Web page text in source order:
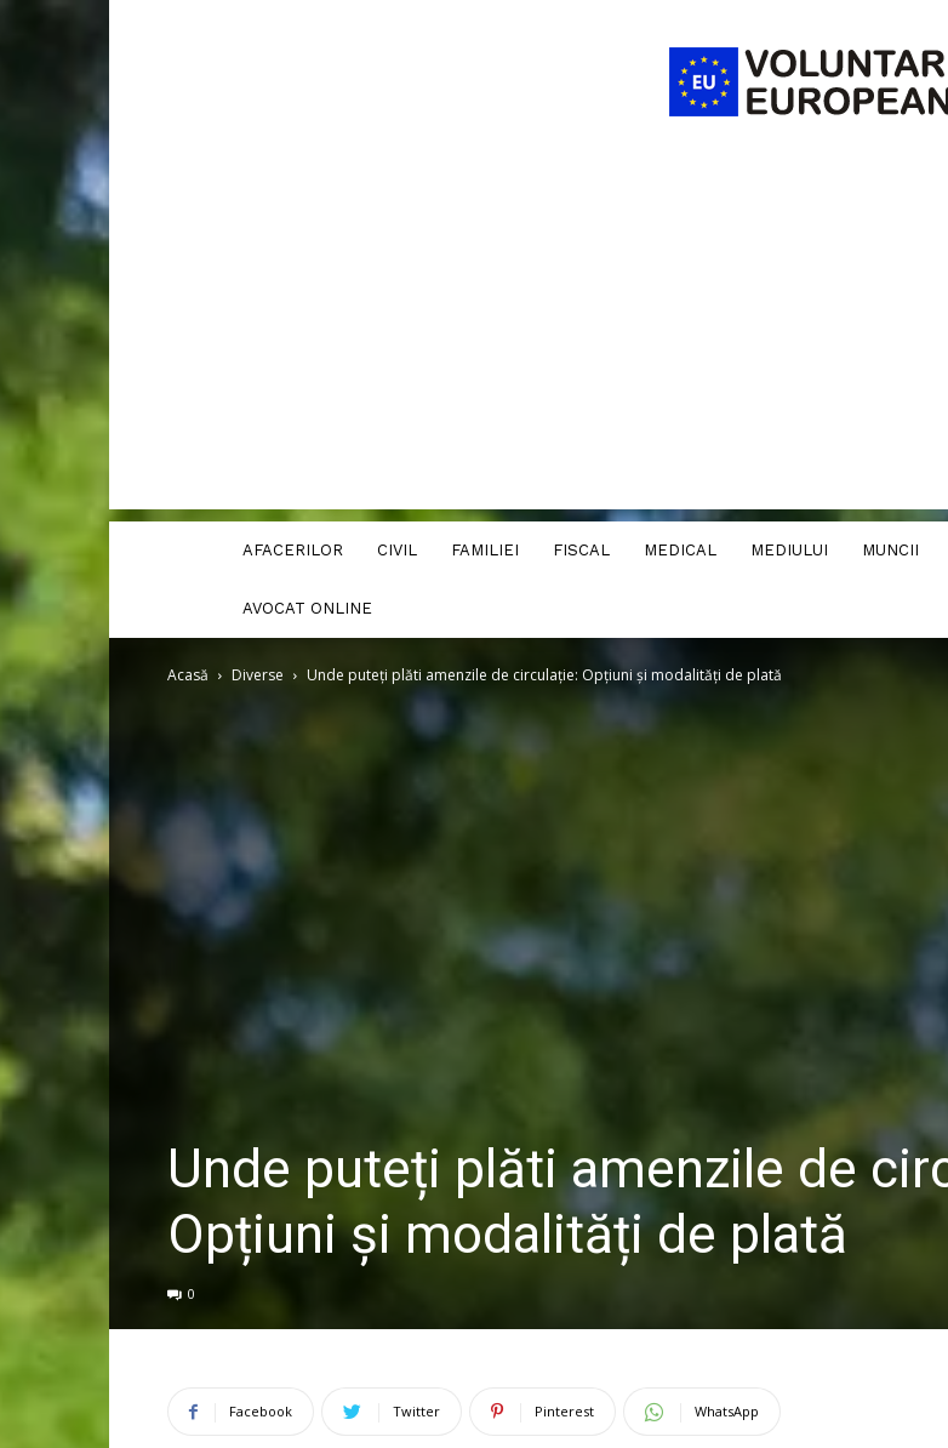
AFACERILOR CIVIL FAMILIEI FISCAL MEDICAL MEDIULUI MUNCII
AVOCAT ONLINE
Acasă Diverse Unde puteți plăti amenzile de circulație: Opțiuni și modalități de plată
Unde puteți plăti amenzile de
Opțiuni și modalități de plată
0
Facebook Twitter Pinterest WhatsApp